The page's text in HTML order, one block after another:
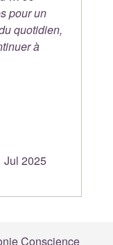
pour un
quotidien,
à
Jul 2025
Conscience